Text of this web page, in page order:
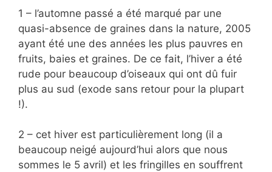
1 – l’automne passé a été marqué par une
quasi-absence de graines dans la nature, 2005
ayant été une des années les plus pauvres en
fruits, baies et graines. De ce fait, l’hiver a été
rude pour beaucoup d’oiseaux qui ont dû fuir
plus au sud (exode sans retour pour la plupart
!).
2 – cet hiver est particulièrement long (il a
beaucoup neigé aujourd’hui alors que nous
sommes le 5 avril) et les fringilles en souffrent